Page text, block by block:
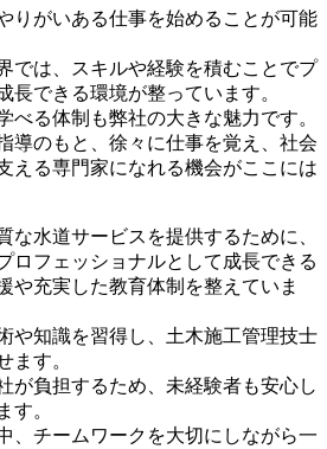
りがいある仕事を始めることが可能
では、スキルや経験を積むことでプ
長できる環境が整っています。
べる体制も弊社の大きな魅力です。
導のもと、徐々に仕事を覚え、社会
える専門家になれる機会がここには
な水道サービスを提供するために、
ロフェッショナルとして成長できる
や充実した教育体制を整えていま
や知識を習得し、土木施工管理技士
ます。
が負担するため、未経験者も安心し
す。
、チームワークを大切にしながら一